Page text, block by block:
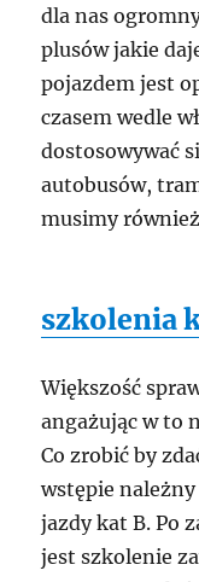
dla nas
plusów jakie
pojazdem jest
czasem wedle
dostosowywać
autobusów,
musimy
szkolenia
Większość
angażując w to
Co zrobić by
wstępie należny
jazdy kat B. Po
jest szkolenie